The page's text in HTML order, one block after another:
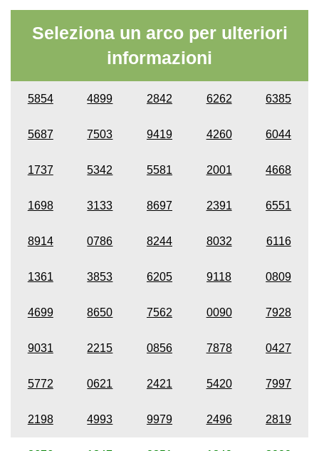
Seleziona un arco per ulteriori
informazioni
5854 4899 2842 6262 6385
5687 7503 9419 4260 6044
1737 5342 5581 2001 4668
1698 3133 8697 2391 6551
8914 0786 8244 8032 6116
1361 3853 6205 9118 0809
4699 8650 7562 0090 7928
9031 2215 0856 7878 0427
5772 0621 2421 5420 7997
2198 4993 9979 2496 2819